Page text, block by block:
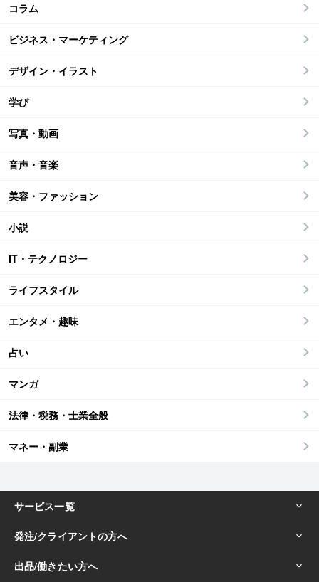
コラム
ビジネス・マーケティング
デザイン・イラスト
学び
写真・動画
音声・音楽
美容・ファッション
小説
IT・テクノロジー
ライフスタイル
エンタメ・趣味
占い
マンガ
法律・税務・士業全般
マネー・副業